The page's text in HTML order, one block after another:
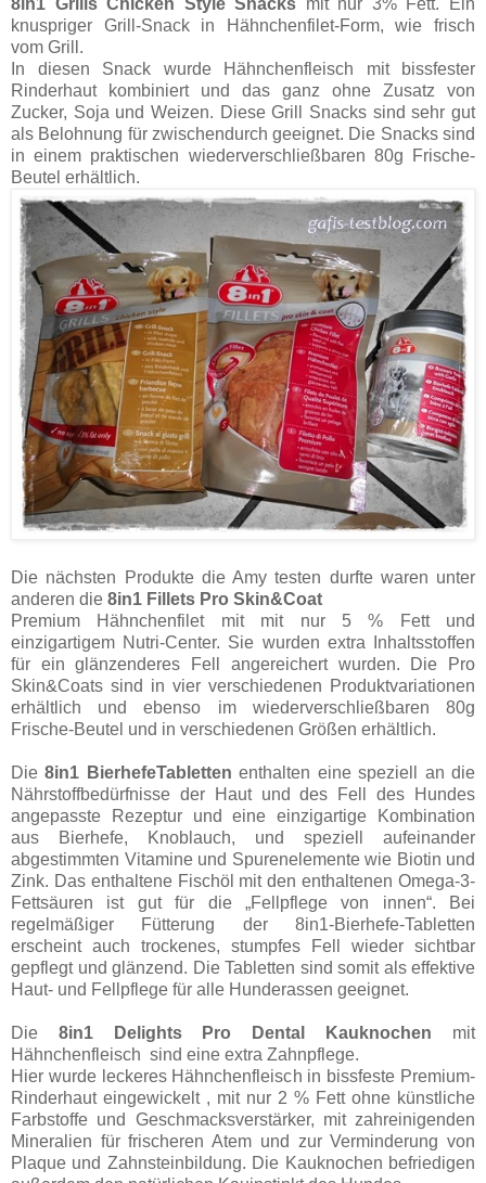
8in1 Grills Chicken Style Snacks mit nur 3% Fett. Ein
knuspriger Grill-Snack in Hähnchenfilet-Form, wie frisch
vom Grill.
In diesen Snack wurde Hähnchenfleisch mit bissfester
Rinderhaut kombiniert und das ganz ohne Zusatz von
Zucker, Soja und Weizen. Diese Grill Snacks sind sehr gut
als Belohnung für zwischendurch geeignet. Die Snacks sind
in einem praktischen wiederverschließbaren 80g Frische-
Beutel erhältlich.
Die nächsten Produkte die Amy testen durfte waren unter
anderen die 8in1 Fillets Pro Skin&Coat
Premium Hähnchenfilet mit mit nur 5 % Fett und
einzigartigem Nutri-Center. Sie wurden extra Inhaltsstoffen
für ein glänzenderes Fell angereichert wurden. Die Pro
Skin&Coats sind in vier verschiedenen Produktvariationen
erhältlich und ebenso im wiederverschließbaren 80g
Frische-Beutel und in verschiedenen Größen erhältlich.
Die 8in1 BierhefeTabletten enthalten eine speziell an die
Nährstoffbedürfnisse der Haut und des Fell des Hundes
angepasste Rezeptur und eine einzigartige Kombination
aus Bierhefe, Knoblauch, und speziell aufeinander
abgestimmten Vitamine und Spurenelemente wie Biotin und
Zink. Das enthaltene Fischöl mit den enthaltenen Omega-3-
Fettsäuren ist gut für die „Fellpflege von innen“. Bei
regelmäßiger Fütterung der 8in1-Bierhefe-Tabletten
erscheint auch trockenes, stumpfes Fell wieder sichtbar
gepflegt und glänzend. Die Tabletten sind somit als effektive
Haut- und Fellpflege für alle Hunderassen geeignet.
Die 8in1 Delights Pro Dental Kauknochen mit
Hähnchenfleisch sind eine extra Zahnpflege.
Hier wurde leckeres Hähnchenfleisch in bissfeste Premium-
Rinderhaut eingewickelt , mit nur 2 % Fett ohne künstliche
Farbstoffe und Geschmacksverstärker, mit zahreinigenden
Mineralien für frischeren Atem und zur Verminderung von
Plaque und Zahnsteinbildung. Die Kauknochen befriedigen